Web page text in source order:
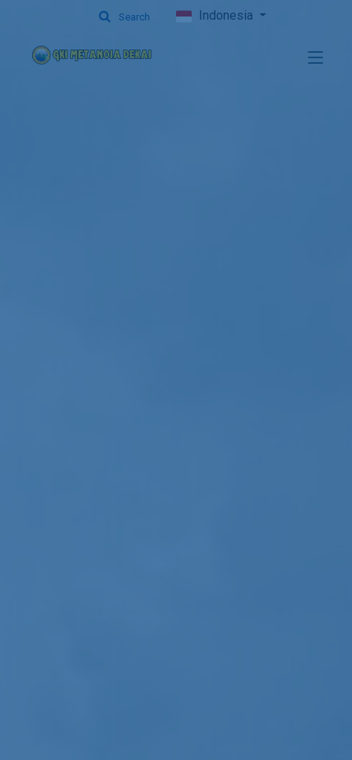
Search Indonesia